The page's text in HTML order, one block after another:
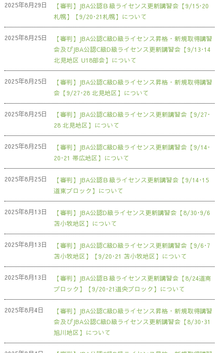
2025年8月29日
【審判】JBA公認Ｂ級ライセンス更新講習会【9/15･20
札幌】【9/20･21札幌】について
2025年8月25日
【審判】JBA公認C級D級ライセンス昇格・新規取得講習
会及びJBA公認C級D級ライセンス更新講習会【9/13･14
北見地区 U18部会】について
2025年8月25日
【審判】JBA公認C級D級ライセンス昇格・新規取得講習
会【9/27･28 北見地区】について
2025年8月25日
【審判】JBA公認C級D級ライセンス更新講習会【9/27･
28 北見地区】について
2025年8月25日
【審判】JBA公認C級D級ライセンス更新講習会【9/14･
20･21 帯広地区】について
2025年8月25日
【審判】JBA公認Ｂ級ライセンス更新講習会【9/14･15
道東ブロック】について
2025年8月13日
【審判】JBA公認D級ライセンス更新講習会【8/30･9/6
苫小牧地区】について
2025年8月13日
【審判】JBA公認C級D級ライセンス更新講習会【9/6･7
苫小牧地区】【9/20･21 苫小牧地区】について
2025年8月13日
【審判】JBA公認Ｂ級ライセンス更新講習会【8/24道南
ブロック】【9/20･21道央ブロック】について
2025年8月4日
【審判】JBA公認C級D級ライセンス昇格・新規取得講習
会及びJBA公認C級D級ライセンス更新講習会【8/30･31
旭川地区】について